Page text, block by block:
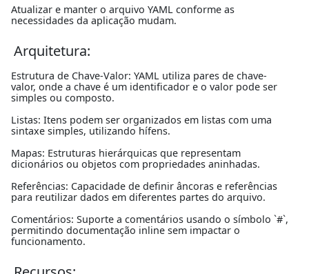
Atualizar e manter o arquivo YAML conforme as
necessidades da aplicação mudam.
Arquitetura:
Estrutura de Chave-Valor: YAML utiliza pares de chave-
valor, onde a chave é um identificador e o valor pode ser
simples ou composto.
Listas: Itens podem ser organizados em listas com uma
sintaxe simples, utilizando hífens.
Mapas: Estruturas hierárquicas que representam
dicionários ou objetos com propriedades aninhadas.
Referências: Capacidade de definir âncoras e referências
para reutilizar dados em diferentes partes do arquivo.
Comentários: Suporte a comentários usando o símbolo `#`,
permitindo documentação inline sem impactar o
funcionamento.